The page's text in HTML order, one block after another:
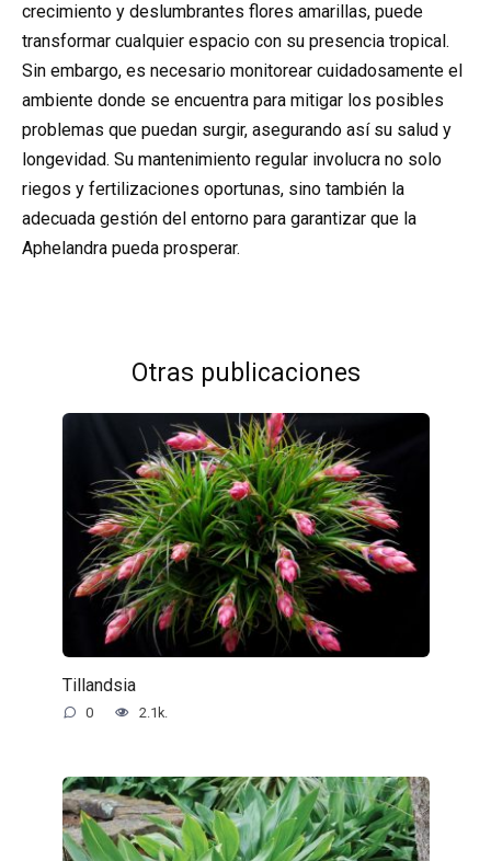
crecimiento y deslumbrantes flores amarillas, puede
transformar cualquier espacio con su presencia tropical.
Sin embargo, es necesario monitorear cuidadosamente el
ambiente donde se encuentra para mitigar los posibles
problemas que puedan surgir, asegurando así su salud y
longevidad. Su mantenimiento regular involucra no solo
riegos y fertilizaciones oportunas, sino también la
adecuada gestión del entorno para garantizar que la
Aphelandra pueda prosperar.
Otras publicaciones
Tillandsia
0 2.1k.